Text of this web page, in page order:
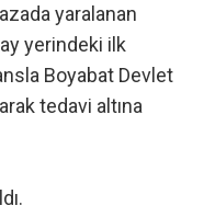
yaralanan
yerindeki ilk
Boyabat Devlet
tedavi altına